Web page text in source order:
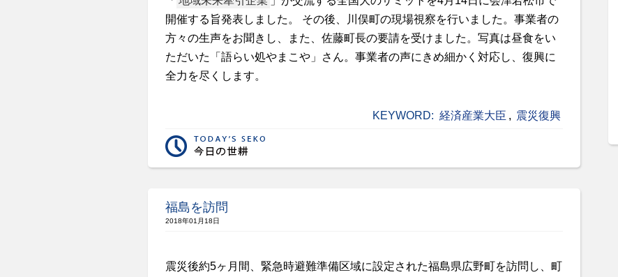
開催する旨発表しました。 その後、川俣町の現場視察を行いました。事業者の
方々の生声をお聞きし、また、佐藤町長の要請を受けました。写真は昼食をい
ただいた「語らい処やまこや」さん。事業者の声にきめ細かく対応し、復興に
全力を尽くします。
KEYWORD: 経済産業大臣 , 震災復興
福島を訪問
2018年01月18日
震災後約5ヶ月間、緊急時避難準備区域に設定された福島県広野町を訪問し、町